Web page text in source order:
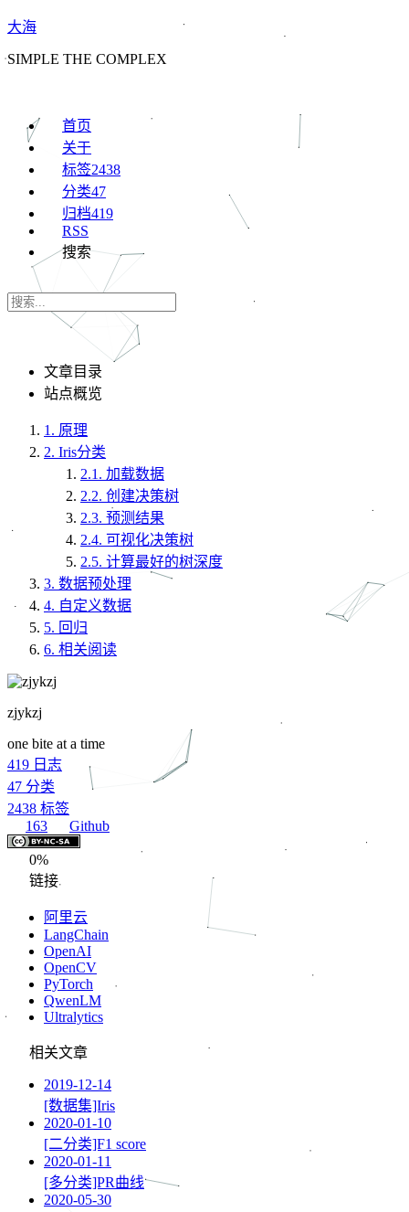
大海
SIMPLE THE COMPLEX
首页
关于
标签2438
分类47
归档419
RSS
搜索
文章目录
站点概览
1. 原理
2. Iris分类
2.1. 加载数据
2.2. 创建决策树
2.3. 预测结果
2.4. 可视化决策树
2.5. 计算最好的树深度
3. 数据预处理
4. 自定义数据
5. 回归
6. 相关阅读
zjykzj
one bite at a time
419 日志
47 分类
2438 标签
163
Github
0%
链接
阿里云
LangChain
OpenAI
OpenCV
PyTorch
QwenLM
Ultralytics
相关文章
2019-12-14
[数据集]Iris
2020-01-10
[二分类]F1 score
2020-01-11
[多分类]PR曲线
2020-05-30